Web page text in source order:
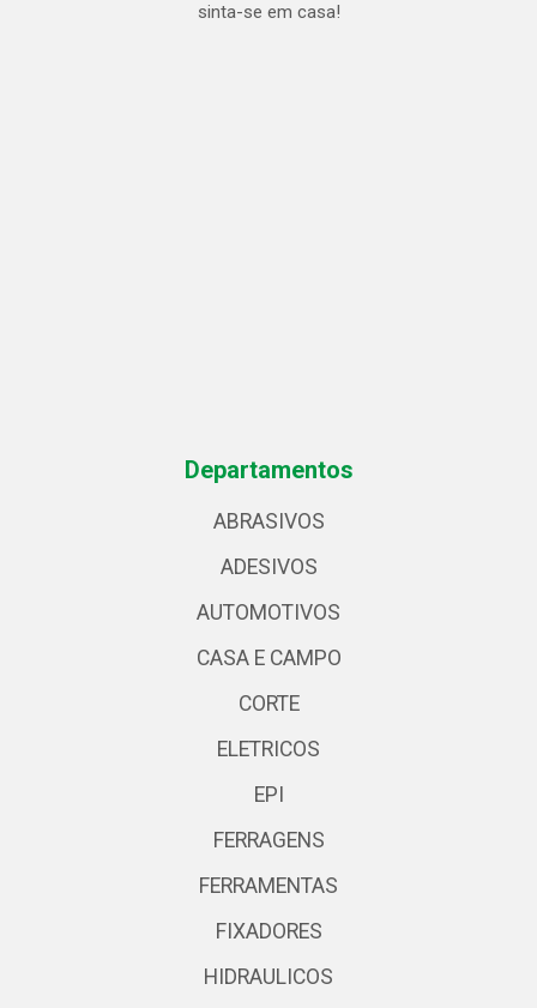
sinta-se em casa!
Departamentos
ABRASIVOS
ADESIVOS
AUTOMOTIVOS
CASA E CAMPO
CORTE
ELETRICOS
EPI
FERRAGENS
FERRAMENTAS
FIXADORES
HIDRAULICOS